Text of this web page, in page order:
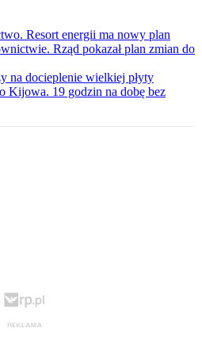
Resort energii ma nowy plan
Rząd pokazał plan zmian do
na docieplenie wielkiej płyty
Kijowa. 19 godzin na dobę bez